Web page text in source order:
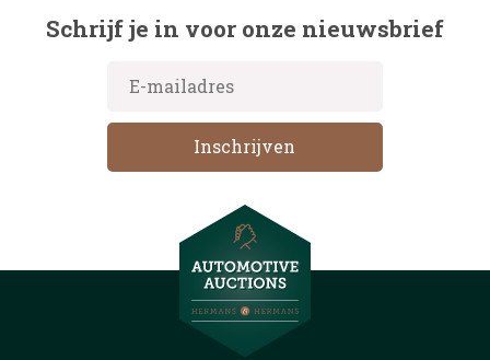
Schrijf je in voor onze nieuwsbrief